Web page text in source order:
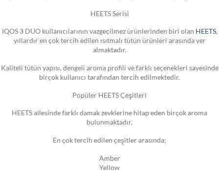
HEETS Serisi
IQOS 3 DUO kullanıcılarının vazgeçilmez ürünlerinden biri olan HEETS,
yıllardır en çok tercih edilen ısıtmalı tütün ürünleri arasında yer
almaktadır.
Kaliteli tütün yapısı, dengeli aroma profili ve farklı seçenekleri sayesinde
birçok kullanıcı tarafından tercih edilmektedir.
Popüler HEETS Çeşitleri
HEETS ailesinde farklı damak zevklerine hitap eden birçok aroma
bulunmaktadır.
En çok tercih edilen çeşitler arasında;
Amber
Yellow